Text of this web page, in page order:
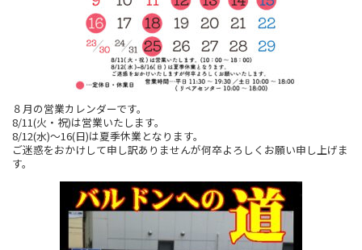
８月の営業カレンダーです。
8/11(火・祝)は営業いたします。
8/12(水)～16(日)は夏季休業となります。
ご迷惑をおかけして申し訳ありませんが何卒よろしくお願い申し上げま
す。